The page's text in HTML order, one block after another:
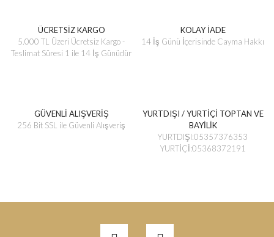
ÜCRETSİZ KARGO
5.000 TL Üzeri Ücretsiz Kargo -
Teslimat Süresi 1 ile 14 İş Günüdür
KOLAY İADE
14 İş Günü İçerisinde Cayma Hakkı
GÜVENLİ ALIŞVERİŞ
256 Bit SSL ile Güvenli Alışveriş
YURTDIŞI / YURTİÇİ TOPTAN VE
BAYİLİK
YURTDIŞI:05357376353
YURTİÇİ:05368372191